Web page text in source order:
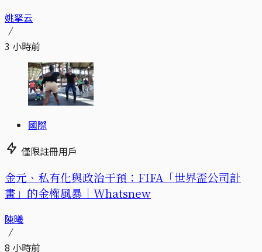
姚拏云
3 小時前
國際
僅限註冊用戶
金元、私有化與政治干預：FIFA「世界盃公司計
畫」的金權風暴｜Whatsnew
陳曦
8 小時前